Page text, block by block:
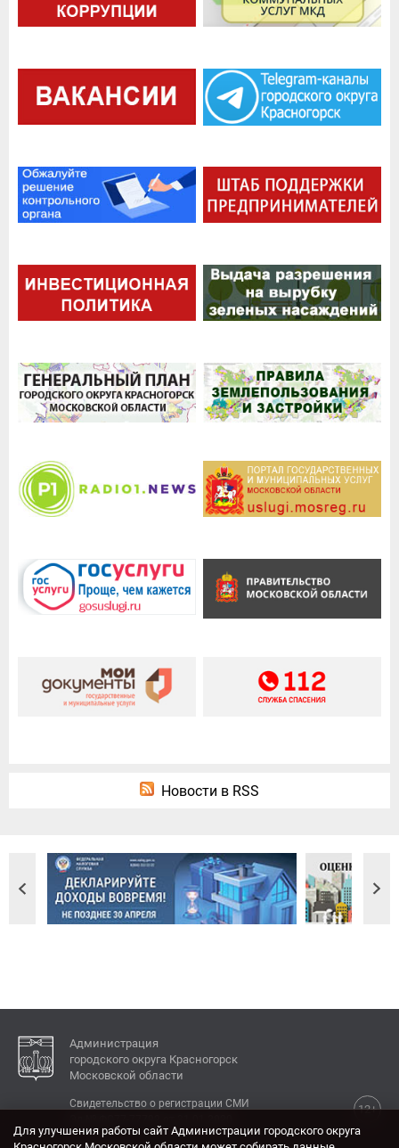
Новости в RSS
Администрация
городского округа Красногорск
Московской области
12+
Свидетельство о регистрации СМИ
Для улучшения работы сайт Администрации городского округа